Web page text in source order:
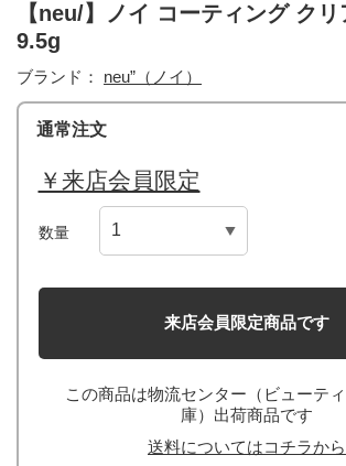
【neu/】ノイ コーティング ク
9.5g
ブランド： neu”（ノイ）
通常注文
￥来店会員限定
数量
来店会員限定商品です
この商品は物流センター（ビューテ
庫）出荷商品です
送料についてはコチラから